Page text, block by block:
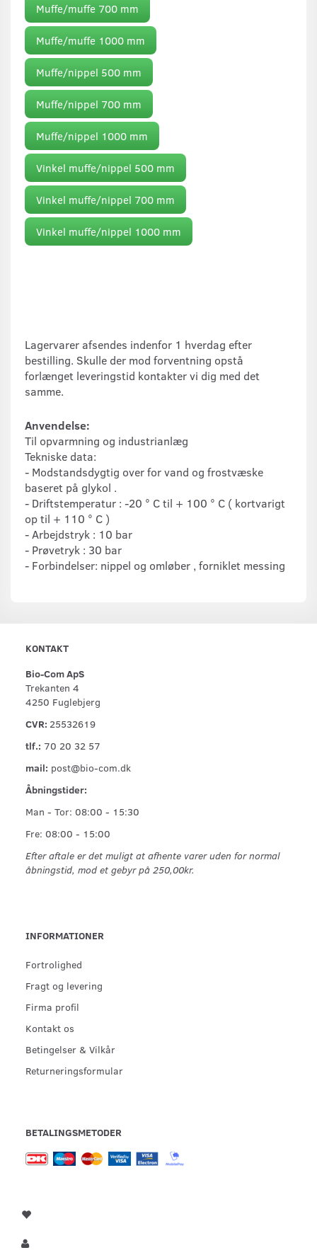
Muffe/muffe 700 mm
Muffe/muffe 1000 mm
Muffe/nippel 500 mm
Muffe/nippel 700 mm
Muffe/nippel 1000 mm
Vinkel muffe/nippel 500 mm
Vinkel muffe/nippel 700 mm
Vinkel muffe/nippel 1000 mm
Lagervarer afsendes indenfor 1 hverdag efter
bestilling. Skulle der mod forventning opstå
forlænget leveringstid kontakter vi dig med det
samme.
Anvendelse:
Til opvarmning og industrianlæg
Tekniske data:
- Modstandsdygtig over for vand og frostvæske
baseret på glykol .
- Driftstemperatur : -20 ° C til + 100 ° C ( kortvarigt
op til + 110 ° C )
- Arbejdstryk : 10 bar
- Prøvetryk : 30 bar
- Forbindelser: nippel og omløber , forniklet messing
KONTAKT
Bio-Com ApS
Trekanten 4
4250 Fuglebjerg
CVR: 25532619
tlf.: 70 20 32 57
mail: post@bio-com.dk
Åbningstider:
Man - Tor: 08:00 - 15:30
Fre: 08:00 - 15:00
Efter aftale er det muligt at afhente varer uden for normal
åbningstid, mod et gebyr på 250,00kr.
INFORMATIONER
Fortrolighed
Fragt og levering
Firma profil
Kontakt os
Betingelser & Vilkår
Returneringsformular
BETALINGSMETODER